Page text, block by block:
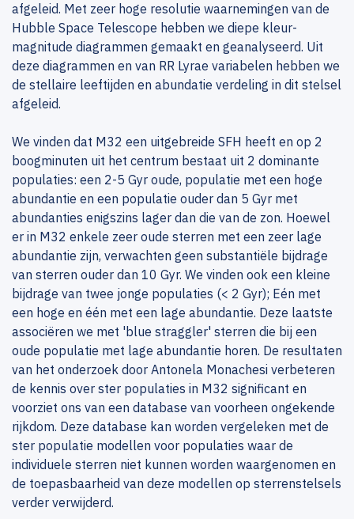
afgeleid. Met zeer hoge resolutie waarnemingen van de
Hubble Space Telescope hebben we diepe kleur-
magnitude diagrammen gemaakt en geanalyseerd. Uit
deze diagrammen en van RR Lyrae variabelen hebben we
de stellaire leeftijden en abundatie verdeling in dit stelsel
afgeleid.
We vinden dat M32 een uitgebreide SFH heeft en op 2
boogminuten uit het centrum bestaat uit 2 dominante
populaties: een 2-5 Gyr oude, populatie met een hoge
abundantie en een populatie ouder dan 5 Gyr met
abundanties enigszins lager dan die van de zon. Hoewel
er in M32 enkele zeer oude sterren met een zeer lage
abundantie zijn, verwachten geen substantiële bijdrage
van sterren ouder dan 10 Gyr. We vinden ook een kleine
bijdrage van twee jonge populaties (< 2 Gyr); Eén met
een hoge en één met een lage abundantie. Deze laatste
associëren we met 'blue straggler' sterren die bij een
oude populatie met lage abundantie horen. De resultaten
van het onderzoek door Antonela Monachesi verbeteren
de kennis over ster populaties in M32 significant en
voorziet ons van een database van voorheen ongekende
rijkdom. Deze database kan worden vergeleken met de
ster populatie modellen voor populaties waar de
individuele sterren niet kunnen worden waargenomen en
de toepasbaarheid van deze modellen op sterrenstelsels
verder verwijderd.